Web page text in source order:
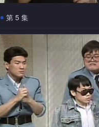
第 5 集
由幼稚园到大学，家长们
女？围绕读书这个话题，送上
由杜德伟一人分饰两角，考验
笑料。